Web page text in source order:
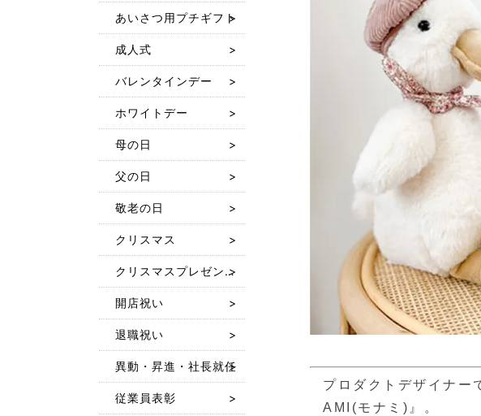
プロダクトデザイナー
AMI(モナミ)』。
あいさつ用プチギフト
成人式
バレンタインデー
ホワイトデー
母の日
父の日
敬老の日
クリスマス
クリスマスプレゼント 人気おもちゃ特集2025
開店祝い
退職祝い
異動・昇進・社長就任
従業員表彰